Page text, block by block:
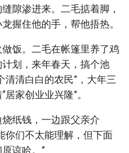
隙渗进来。二毛掂着脚，
握住他的手，帮他捂热。
饭。二毛在帐篷里养了鸡
划，来年春天，搞个池
清清白白的农民”，大年三
家创业业兴隆”。
纸钱，一边跟父亲介
你们不太能理解，但下面
谅哈。”